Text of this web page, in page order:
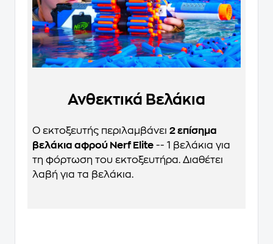
Ανθεκτικά Βελάκια
Ο εκτοξευτής περιλαμβάνει 2 επίσημα
βελάκια αφρού Nerf Elite -- 1 βελάκια για
τη φόρτωση του εκτοξευτήρα. Διαθέτει
λαβή για τα βελάκια.